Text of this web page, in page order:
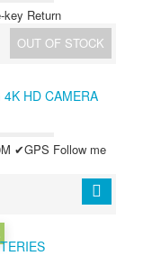
Return
OUT OF STOCK
HD CAMERA
✔GPS Follow me